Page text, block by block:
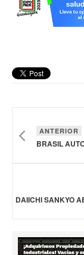
ANTERIOR